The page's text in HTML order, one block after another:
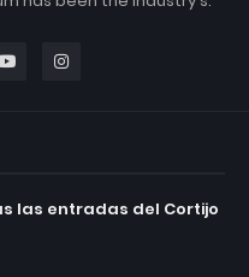
las entradas del Cortijo